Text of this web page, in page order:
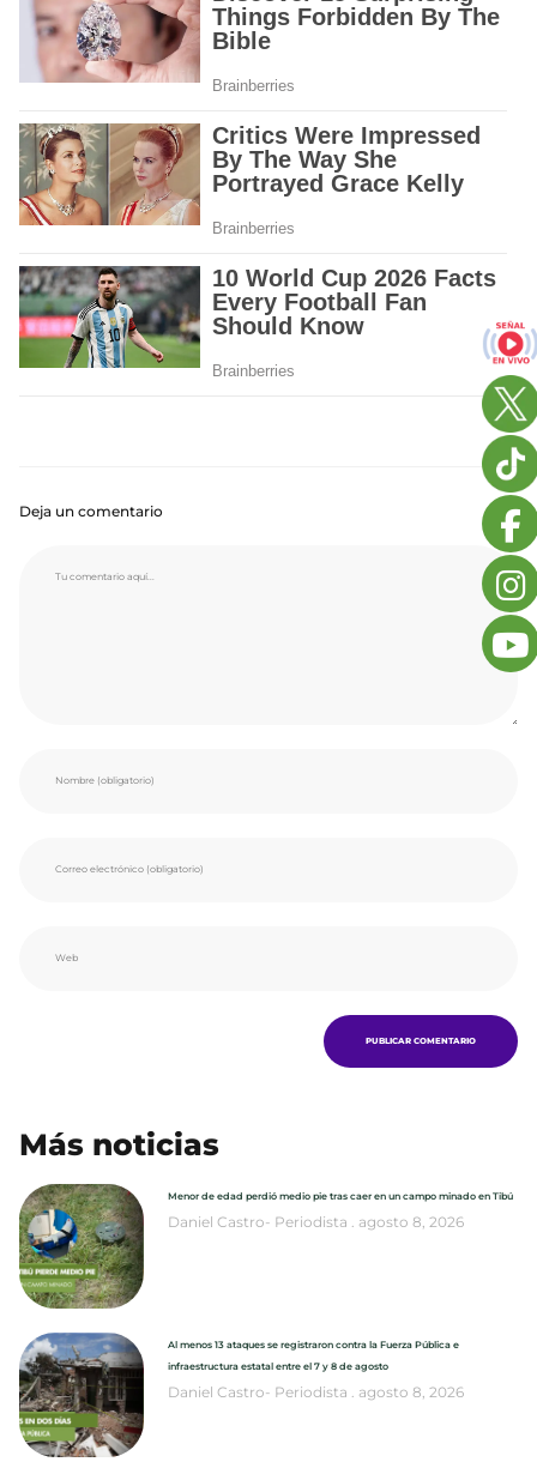
Deja un comentario
Más noticias
Menor de edad perdió medio pie tras caer en un campo minado en Tibú
Daniel Castro- Periodista agosto 8, 2026
Al menos 13 ataques se registraron contra la Fuerza Pública e
infraestructura estatal entre el 7 y 8 de agosto
Daniel Castro- Periodista agosto 8, 2026